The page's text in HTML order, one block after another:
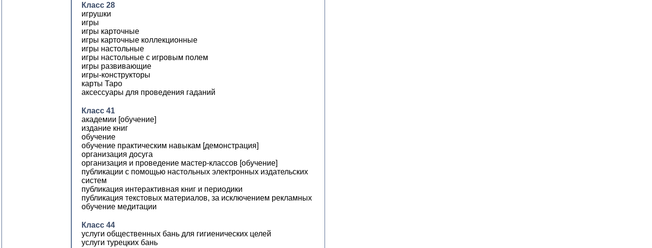
Класс 28
игрушки
игры
игры карточные
игры карточные коллекционные
игры настольные
игры настольные с игровым полем
игры развивающие
игры-конструкторы
карты Таро
аксессуары для проведения гаданий
Класс 41
академии [обучение]
издание книг
обучение
обучение практическим навыкам [демонстрация]
организация досуга
организация и проведение мастер-классов [обучение]
публикации с помощью настольных электронных издательских
систем
публикация интерактивная книг и периодики
публикация текстовых материалов, за исключением рекламных
обучение медитации
Класс 44
услуги общественных бань для гигиенических целей
услуги турецких бань